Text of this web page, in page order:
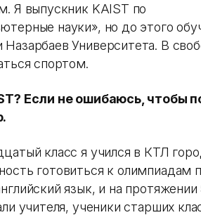
Я выпускник KAIST по
науки», но до этого
Назарбаев Университета. В
спортом.
Если не ошибаюсь, чтобы
класс я учился в КТЛ
готовиться к олимпиадам
язык, и на протяжении
учителя, ученики старших